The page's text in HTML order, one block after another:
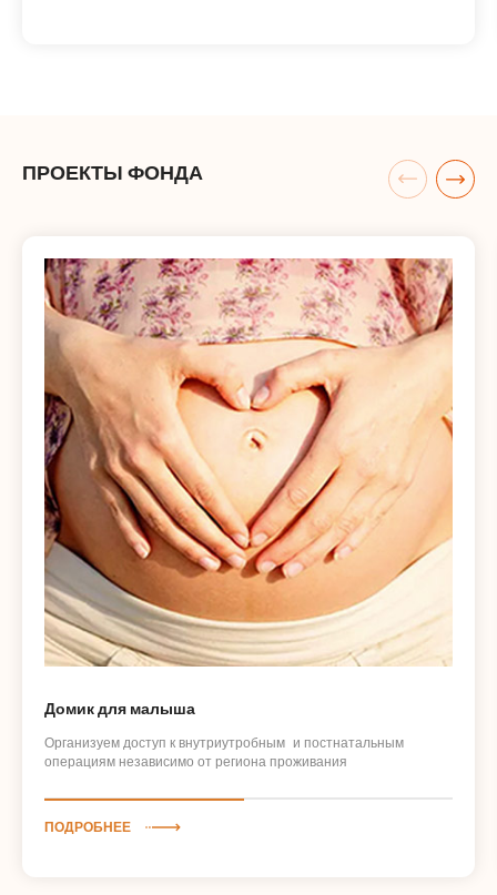
ПРОЕКТЫ ФОНДА
Домик для малыша
Организуем доступ к внутриутробным и постнатальным
операциям независимо от региона проживания
ПОДРОБНЕЕ